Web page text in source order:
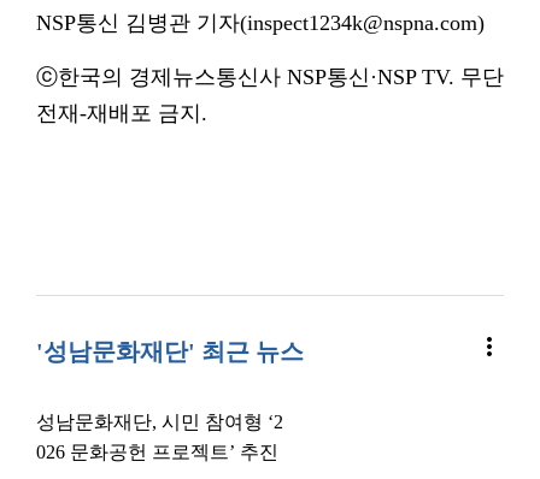
NSP통신 김병관 기자(inspect1234k@nspna.com)
ⓒ한국의 경제뉴스통신사 NSP통신·NSP TV. 무단
전재-재배포 금지.
'성남문화재단' 최근 뉴스 more_vert
성남문화재단, 시민 참여형 ‘2
026 문화공헌 프로젝트’ 추진